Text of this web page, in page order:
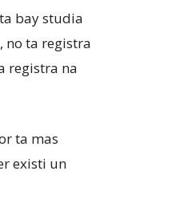
bay studia
no ta registra
registra na
ta mas
existi un